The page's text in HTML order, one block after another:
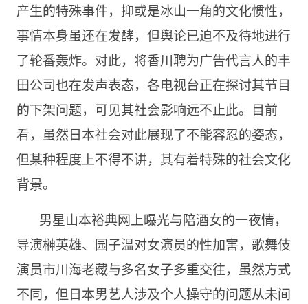
产生的特殊事件，抑或是冰山一角的文化惯性，
事情本身虽还在发酵，但舆论已迫不及待地进行
了轮番轰炸。对此，将香川聘为广告代言人的丰
田公司也在发声表态，各电视台正在探讨其节目
的下架问题，可见其社会影响远不止此。目前
看，虽然日本社会对此展现了不能容忍的姿态，
但某种程度上不得不讲，其有着特殊的社会文化
背景。
男星山本裕典网上曝光与陪酒女的一夜情，
导演榊英雄、园子温对女演员的性加害，歌舞伎
演员市川海老藏与多名女子多重交往，虽然方式
不同，但日本男艺人涉及个人操守的问题从未间